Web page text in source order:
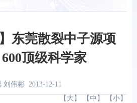
东莞散裂中子源项
顶级科学家
刘伟彬 2013-12-11
【 大 】 【 中 】 【 小 】